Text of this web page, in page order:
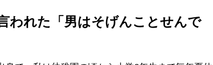
われた「男はそげんことせんで